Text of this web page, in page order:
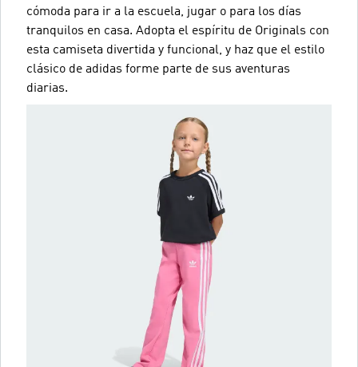
cómoda para ir a la escuela, jugar o para los días
tranquilos en casa. Adopta el espíritu de Originals con
esta camiseta divertida y funcional, y haz que el estilo
clásico de adidas forme parte de sus aventuras
diarias.